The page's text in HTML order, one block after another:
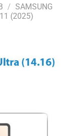
/ SAMSUNG
(2025)